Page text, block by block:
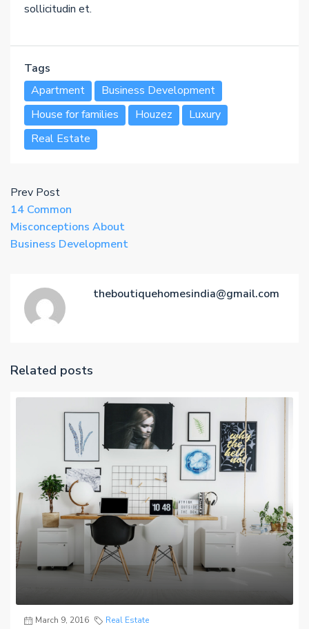
sollicitudin et.
Tags
Apartment
Business Development
House for families
Houzez
Luxury
Real Estate
Prev Post
14 Common
Misconceptions About
Business Development
theboutiquehomesindia@gmail.com
Related posts
March 9, 2016 Real Estate